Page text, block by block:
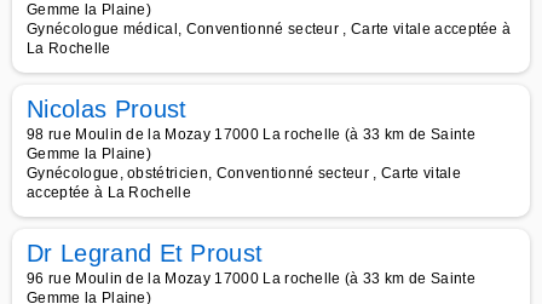
Gemme la Plaine)
Gynécologue médical, Conventionné secteur , Carte vitale acceptée à
La Rochelle
Nicolas Proust
98 rue Moulin de la Mozay 17000 La rochelle (à 33 km de Sainte
Gemme la Plaine)
Gynécologue, obstétricien, Conventionné secteur , Carte vitale
acceptée à La Rochelle
Dr Legrand Et Proust
96 rue Moulin de la Mozay 17000 La rochelle (à 33 km de Sainte
Gemme la Plaine)